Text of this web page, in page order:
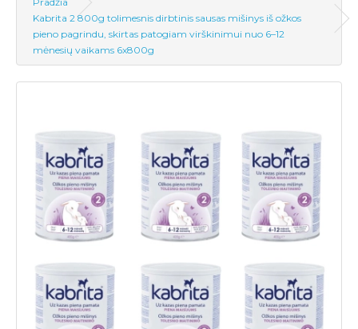
Kabrita 2 800g tolimesnis dirbtinis sausas mišinys iš ožkos
pieno pagrindu, skirtas patogiam virškinimui nuo 6–12
mėnesių vaikams 6x800g